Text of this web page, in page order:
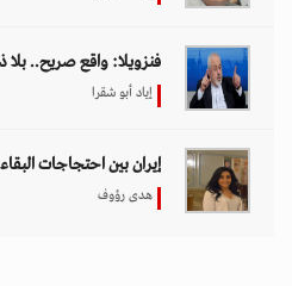
فنزويلا: واقع صريح.. بلا
إياد أبو شقرا
إيران بين احتجاجات
هدى رؤوف